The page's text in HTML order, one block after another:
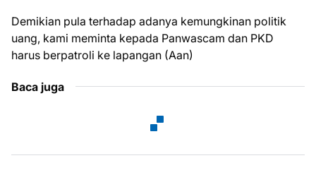
Demikian pula terhadap adanya kemungkinan politik
uang, kami meminta kepada Panwascam dan PKD
harus berpatroli ke lapangan (Aan)
Baca juga